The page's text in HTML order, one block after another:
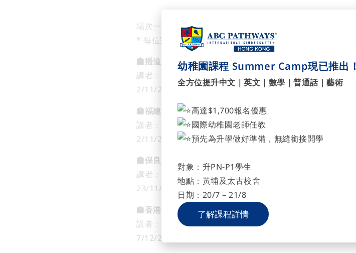
場次一覽：
* 每位家長最多只限報名參加3場小一入學講座。
🏫播道書院
講者：盧偉成總校長MH
2/11/2024 (六) 10:00am-12:00nn
🏫福建中學附屬學校
講者：徐區懿華校長
2/11/2024 (六) 2:00pm-4:00pm
🏫保良局林文燦英文小學
講者：文詩詠校長MH
23/11/2024 (六) 2:00pm-4:00pm
🏫香港浸會大學附屬學校王錦輝中小學
講者：陳偉佳博士MH
7/12/2024 (六) 10:00am-12:00nn
幼稚園課程 Summer Camp現已推出！
全方位提升中文｜英文｜數學｜普通話｜藝術
高達$1,700報名優惠
國際幼稚園老師任教
預先為升學做好準備，無縫銜接開學
對象：升PN-P1學生
地點：黃埔及太古校舍
日期：20/7 – 21/8
了解課程詳情